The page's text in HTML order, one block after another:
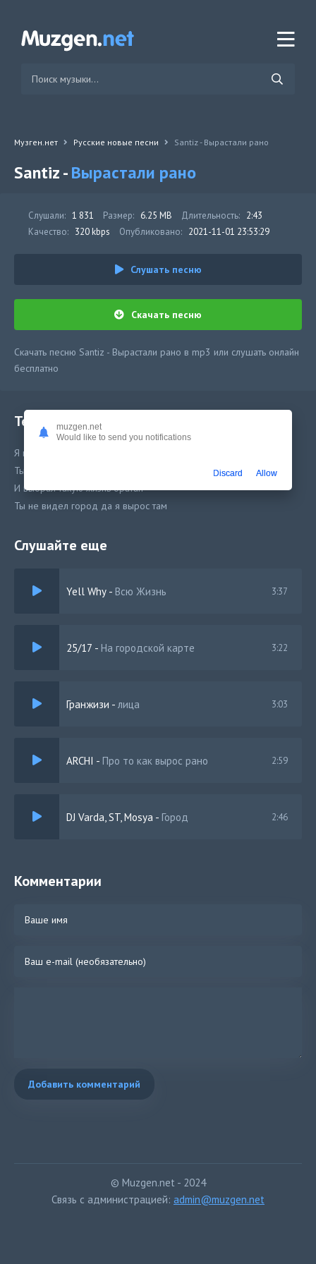
Музген.нет Русские новые песни Santiz - Вырастали рано
Santiz -Вырастали рано
Слушали: 1 831 Размер: 6.25 MB Длительность: 2:43
Качество: 320 kbps Опубликовано: 2021-11-01 23:53:29
Слушать песню
Скачать песню
Скачать песню Santiz - Вырастали рано в mp3 или слушать онлайн
бесплатно
Текст песни
Я выбрал сам такую жизнь братан
Ты не видел этот город я вырос там
И выбрал такую жизнь братан
Ты не видел город да я вырос там
Слушайте еще
Yell Why - Всю Жизнь 3:37
25/17 - На городской карте 3:22
Гранжизи - лица 3:03
ARCHI - Про то как вырос рано 2:59
DJ Varda, ST, Mosya - Город 2:46
Комментарии
Добавить комментарий
© Muzgen.net - 2024
Связь с администрацией: admin@muzgen.net
muzgen.net
Would like to send you notifications
Discard Allow